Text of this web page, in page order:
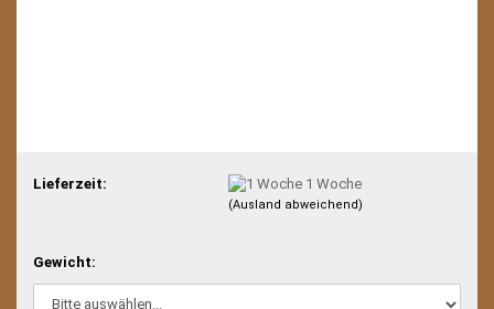
Lieferzeit: 1 Woche
(Ausland abweichend)
Gewicht: